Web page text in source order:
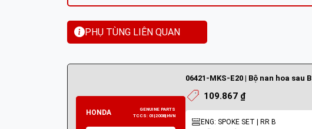
PHỤ TÙNG LIÊN QUAN
06421-MKS-E20 | Bộ nan hoa sau B
109.867 ₫
ENG: SPOKE SET | RR B